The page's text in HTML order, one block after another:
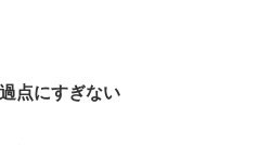
点にすぎない